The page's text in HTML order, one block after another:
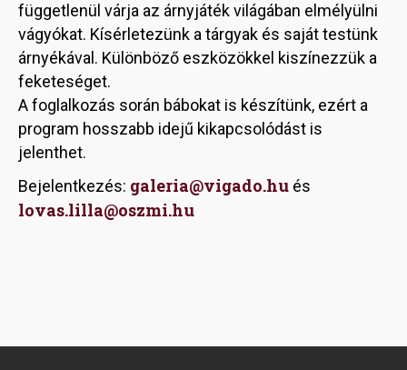
függetlenül várja az árnyjáték világában elmélyülni
vágyókat. Kísérletezünk a tárgyak és saját testünk
árnyékával. Különböző eszközökkel kiszínezzük a
feketeséget.
A foglalkozás során bábokat is készítünk, ezért a
program hosszabb idejű kikapcsolódást is
jelenthet.
Bejelentkezés: galeria@vigado.hu és
lovas.lilla@oszmi.hu